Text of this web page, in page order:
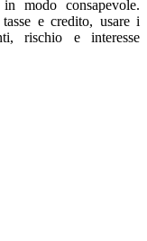
modo consapevole.
e credito, usare i
rischio e interesse